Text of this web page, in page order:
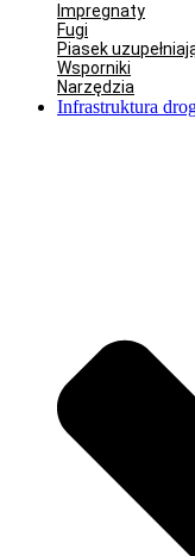
Impregnaty
Fugi
Piasek
Wsporniki
Narzędzia
Infrastruktura